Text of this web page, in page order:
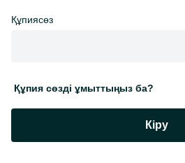
Құпиясөз
Құпия сөзді ұмыттыңыз ба?
Кіру